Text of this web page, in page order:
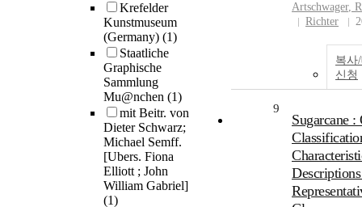
Krefelder
Kunstmuseum
(Germany) (1)
Staatliche
Graphische
Sammlung
Mu@nchen (1)
mit Beitr. von
Dieter Schwarz;
Michael Semff.
[Ubers. Fiona
Elliott ; John
William Gabriel]
(1)
Artschwager,
Richter
복사
신청
9
Sugarcane